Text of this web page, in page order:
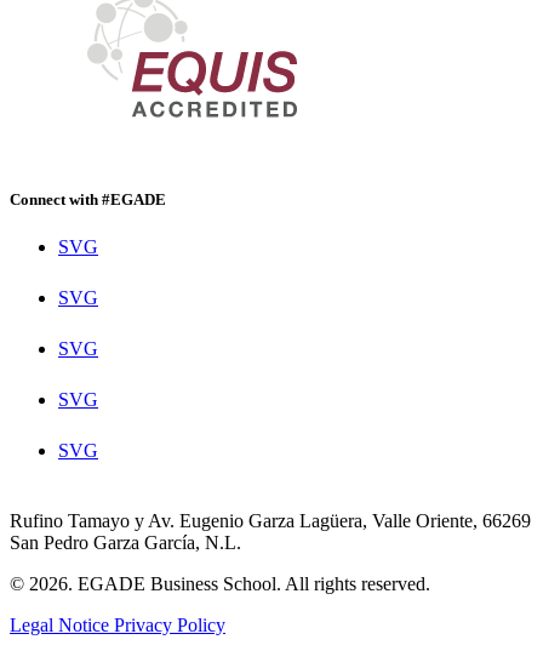
Connect with #EGADE
SVG
SVG
SVG
SVG
SVG
Rufino Tamayo y Av. Eugenio Garza Lagüera, Valle Oriente, 66269
San Pedro Garza García, N.L.
© 2026. EGADE Business School. All rights reserved.
Legal Notice Privacy Policy